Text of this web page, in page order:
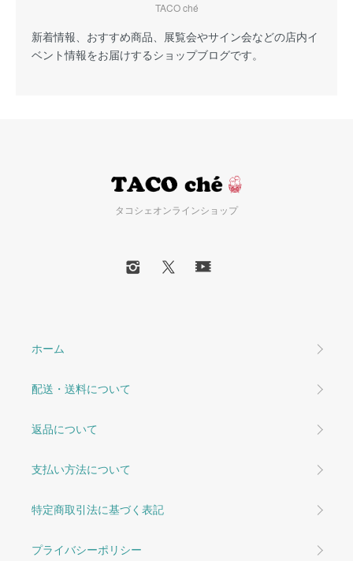
TACO ché
新着情報、おすすめ商品、展覧会やサイン会などの店内イ
ベント情報をお届けするショップブログです。
タコシェオンラインショップ
ホーム
配送・送料について
返品について
支払い方法について
特定商取引法に基づく表記
プライバシーポリシー